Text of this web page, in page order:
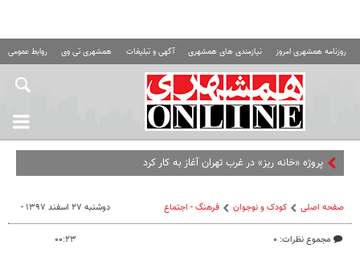
روزنامه همشهری امروز نیازمندی های همشهری آگهی و تبلیغات همشهری تی وی روابط عمومی
پروژه «خانه ریز» در غرب تهران آغاز به کار کرد
صفحه اصلی کودک و نوجوان فرهنگ - اجتماع
مجموع نظرات: ۰
دوشنبه ۲۷ اسفند ۱۳۹۷ -
۰۰:۲۳